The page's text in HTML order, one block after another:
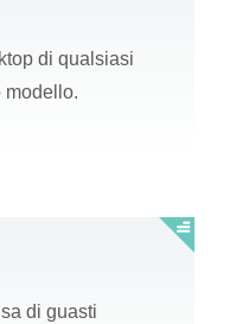
di qualsiasi
modello.
di guasti